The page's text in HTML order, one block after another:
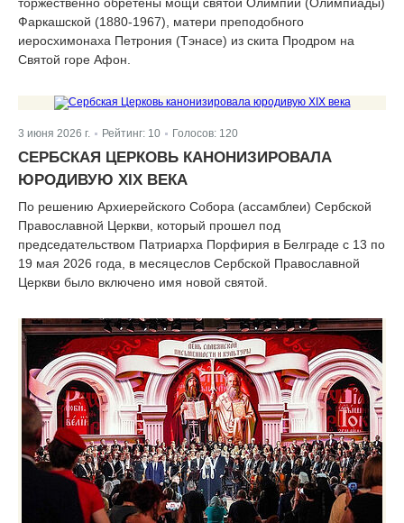
Фаркашской (1880-1967), матери преподобного
иеросхимонаха Петрония (Тэнасе) из скита Продром на
Святой горе Афон.
3 июня 2026 г. Рейтинг: 10 Голосов: 120
СЕРБСКАЯ ЦЕРКОВЬ КАНОНИЗИРОВАЛА
ЮРОДИВУЮ XIX ВЕКА
По решению Архиерейского Собора (ассамблеи) Сербской
Православной Церкви, который прошел под
председательством Патриарха Порфирия в Белграде с 13 по
19 мая 2026 года, в месяцеслов Сербской Православной
Церкви было включено имя новой святой.